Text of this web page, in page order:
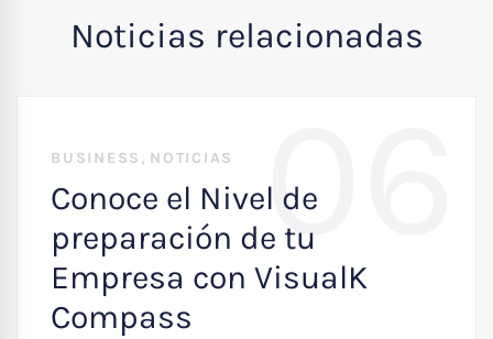
Noticias relacionadas
06
BUSINESS , NOTICIAS
Conoce el Nivel de
preparación de tu
Empresa con VisualK
Compass